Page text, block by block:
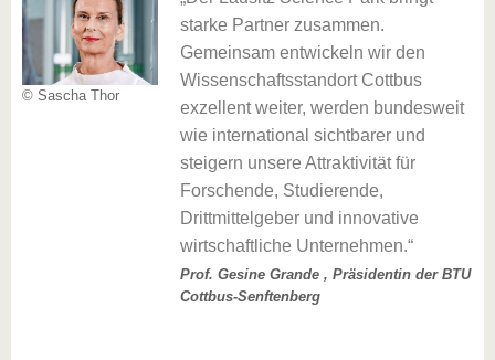
© Sascha Thor
starke Partner zusammen.
Gemeinsam entwickeln wir den
Wissenschaftsstandort Cottbus
exzellent weiter, werden bundesweit
wie international sichtbarer und
steigern unsere Attraktivität für
Forschende, Studierende,
Drittmittelgeber und innovative
wirtschaftliche Unternehmen.
Prof. Gesine Grande , Präsidentin der BTU
Cottbus-Senftenberg